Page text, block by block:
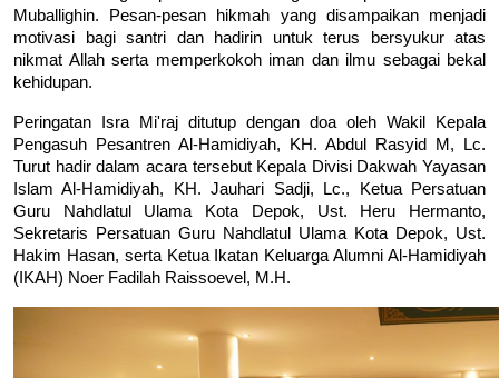
Muballighin. Pesan-pesan hikmah yang disampaikan menjadi
motivasi bagi santri dan hadirin untuk terus bersyukur atas
nikmat Allah serta memperkokoh iman dan ilmu sebagai bekal
kehidupan.
Peringatan Isra Mi'raj ditutup dengan doa oleh Wakil Kepala
Pengasuh Pesantren Al-Hamidiyah, KH. Abdul Rasyid M, Lc.
Turut hadir dalam acara tersebut Kepala Divisi Dakwah Yayasan
Islam Al-Hamidiyah, KH. Jauhari Sadji, Lc., Ketua Persatuan
Guru Nahdlatul Ulama Kota Depok, Ust. Heru Hermanto,
Sekretaris Persatuan Guru Nahdlatul Ulama Kota Depok, Ust.
Hakim Hasan, serta Ketua Ikatan Keluarga Alumni Al-Hamidiyah
(IKAH) Noer Fadilah Raissoevel, M.H.